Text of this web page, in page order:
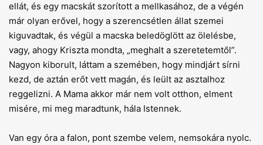
ellát, és egy macskát szorított a mellkasához, de a végén
már olyan erővel, hogy a szerencsétlen állat szemei
kiguvadtak, és végül a macska beledöglött az ölelésbe,
vagy, ahogy Kriszta mondta, „meghalt a szeretetemtől”.
Nagyon kiborult, láttam a szemében, hogy mindjárt sírni
kezd, de aztán erőt vett magán, és leült az asztalhoz
reggelizni. A Mama akkor már nem volt otthon, elment
misére, mi meg maradtunk, hála Istennek.
Van egy óra a falon, pont szembe velem, nemsokára nyolc.